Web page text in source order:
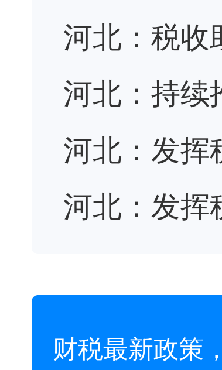
河北：税收
河北：持续
河北：发挥
河北：发挥
财税最新政策